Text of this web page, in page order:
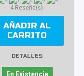
4 Reseña(s)
AÑADIR AL
CARRITO
DETALLES
En Existencia